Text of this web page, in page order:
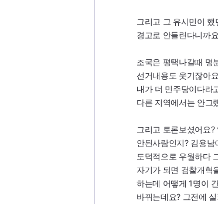
그리고 그 유시민이 했
경고로 안들린다니까
조국은 평택나갈때 명
선거내용도 웃기잖아
내가 더 민주당이다라
다른 지역에서는 안그
그리고 토론보셨어요?
안된사람인지? 김용남
도덕적으로 우월하다
자기가 되면 검찰개혁
하는데 어떻게 1명이
바뀌는데요? 그전에